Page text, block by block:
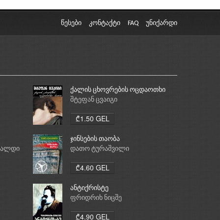
წესები კონტაქტი FAQ უნიქარდი
ქალის ცხოვრების ოცდაოთხი
საათი
შტეფან ცვაიგი
₾1.50 GEL
ჯინსების თაობა
დათო ტურაშვილი
₾4.60 GEL
ანტიქრისტე
ფრიდრიხ ნიცშე
₾4.90 GEL